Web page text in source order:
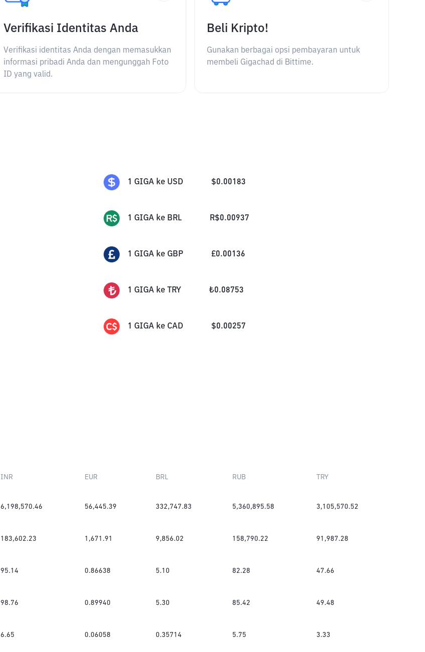
Verifikasi Identitas Anda
Verifikasi identitas Anda dengan memasukkan
informasi pribadi Anda dan mengunggah Foto
ID yang valid.
Beli Kripto!
Gunakan berbagai opsi pembayaran untuk
membeli Gigachad di Bittime.
1 GIGA ke USD $0.00183
1 GIGA ke BRL R$0.00937
1 GIGA ke GBP £0.00136
1 GIGA ke TRY ₺0.08753
1 GIGA ke CAD $0.00257
INR EUR BRL RUB TRY
6,198,570.46 56,445.39 332,747.83 5,360,895.58 3,105,570.52
183,602.23 1,671.91 9,856.02 158,790.22 91,987.28
95.14 0.86638 5.10 82.28 47.66
98.76 0.89940 5.30 85.42 49.48
6.65 0.06058 0.35714 5.75 3.33